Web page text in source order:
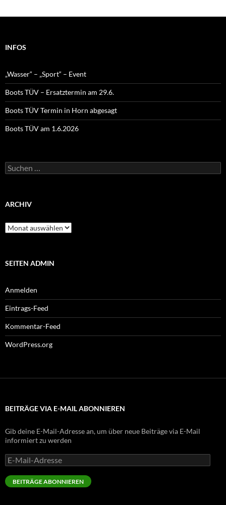
INFOS
„Wasser“ – „Sport“ – Event
Boots TÜV – Ersatztermin am 29.6.
Boots TÜV Termin in Horn abgesagt
Boots TÜV am 1.6.2026
Suchen
nach:
ARCHIV
Archiv
SEITEN ADMIN
Anmelden
Eintrags-Feed
Kommentar-Feed
WordPress.org
BEITRÄGE VIA E-MAIL ABONNIEREN
Gib deine E-Mail-Adresse an, um über neue Beiträge via E-Mail
informiert zu werden
E-
Mail-
Adresse
BEITRÄGE ABONNIEREN